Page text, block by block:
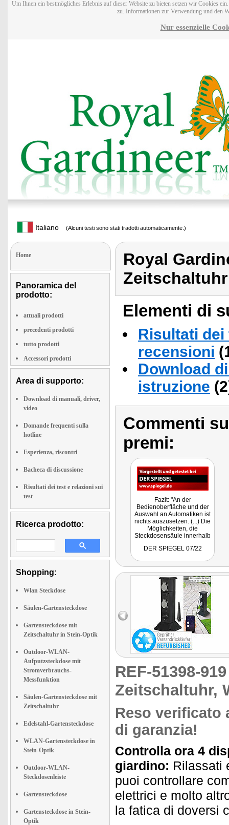
Um Ihnen ein bestmögliches Erlebnis auf dieser Website zu bieten setzen wir Cookies
zu. Informationen zur Verwendung und den
Nur essenzielle
Italiano (Alcuni testi sono stati tradotti automaticamente.)
Home
Panoramica del
prodotto:
attuali prodotti
precedenti prodotti
tutto prodotti
Accessori prodotti
Area di supporto:
Download di manuali, driver,
video
Domande frequenti sulla
hotline
Esperienza, riscontri
Bacheca di discussione
Risultati dei test e relazioni sui
test
Ricerca prodotto:
Shopping:
Wlan Steckdose
Säulen-Gartensteckdose
Gartensteckdose mit
Zeitschaltuhr in Stein-Optik
Outdoor-WLAN-
Aufputzsteckdose mit
Stromverbrauchs-
Messfunktion
Säulen-Gartensteckdose mit
Zeitschaltuhr
Edelstahl-Gartensteckdose
WLAN-Gartensteckdose in
Stein-Optik
Outdoor-WLAN-
Steckdosenleiste
Gartensteckdose
Gartensteckdose in Stein-
Optik
Royal
Elementi di
Risultati
recensioni
Download
istruzione
Commenti
premi:
Fazit: "An der
Bedienoberfläche und der
Auswahl an Automatiken ist
nichts auszusetzen. (...) Die
Möglichkeiten, die
Steckdosensäule innerhalb
smarten Geräten zu
DER SPIEGEL 07/22
REF-51398-
Zeitschaltuhr,
Reso verificato
di garanzia!
Controlla ora 4
giardino: Rilassati
puoi controllare
elettrici e molto
la fatica di doversi